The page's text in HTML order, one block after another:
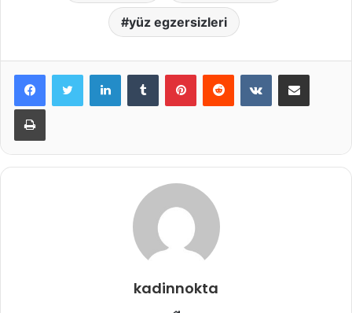
yüz egzersizleri
LinkedInTumblr PinterestReddit VKontakteE-Posta ile paylaş
Yazdır
kadinnokta